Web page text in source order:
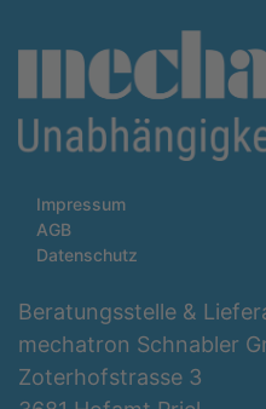
Impressum
AGB
Datenschutz
Beratungsstelle &
mechatron Schnabler
Zoterhofstrasse 3